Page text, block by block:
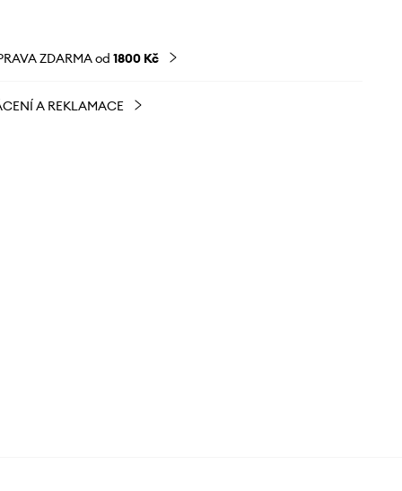
ZDARMA od 1800 Kč
A REKLAMACE